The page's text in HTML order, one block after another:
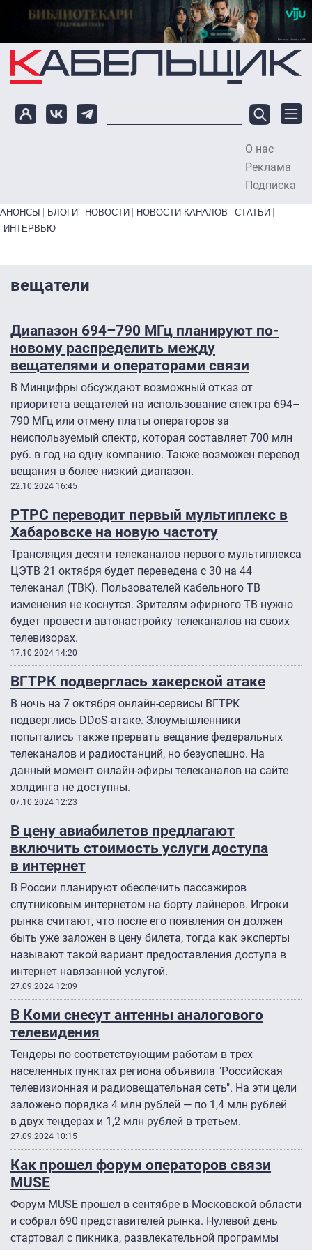
Перейти к основному содержанию
О нас
Реклама
Подписка
Primary links bottom
АНОНСЫ БЛОГИ НОВОСТИ НОВОСТИ КАНАЛОВ
СТАТЬИ
ИНТЕРВЬЮ
вещатели
Диапазон 694–790 МГц планируют по-
новому распределить между
вещателями и операторами связи
В Минцифры обсуждают возможный отказ от
приоритета вещателей на использование спектра 694–
790 МГц или отмену платы операторов за
неиспользуемый спектр, которая составляет 700 млн
руб. в год на одну компанию. Также возможен перевод
вещания в более низкий диапазон.
22.10.2024 16:45
РТРС переводит первый мультиплекс в
Хабаровске на новую частоту
Трансляция десяти телеканалов первого мультиплекса
ЦЭТВ 21 октября будет переведена с 30 на 44
телеканал (ТВК). Пользователей кабельного ТВ
изменения не коснутся. Зрителям эфирного ТВ нужно
будет провести автонастройку телеканалов на своих
телевизорах.
17.10.2024 14:20
ВГТРК подверглась хакерской атаке
В ночь на 7 октября онлайн-сервисы ВГТРК
подверглись DDoS-атаке. Злоумышленники
попытались также прервать вещание федеральных
телеканалов и радиостанций, но безуспешно. На
данный момент онлайн-эфиры телеканалов на сайте
холдинга не доступны.
07.10.2024 12:23
В цену авиабилетов предлагают
включить стоимость услуги доступа
в интернет
В России планируют обеспечить пассажиров
спутниковым интернетом на борту лайнеров. Игроки
рынка считают, что после его появления он должен
быть уже заложен в цену билета, тогда как эксперты
называют такой вариант предоставления доступа в
интернет навязанной услугой.
27.09.2024 12:09
В Коми снесут антенны аналогового
телевидения
Тендеры по соответствующим работам в трех
населенных пунктах региона объявила "Российская
телевизионная и радиовещательная сеть". На эти цели
заложено порядка 4 млн рублей — по 1,4 млн рублей
в двух тендерах и 1,2 млн рублей в третьем.
27.09.2024 10:15
Как прошел форум операторов связи
MUSE
Форум MUSE прошел в сентябре в Московской области
и собрал 690 представителей рынка. Нулевой день
стартовал с пикника, развлекательной программы